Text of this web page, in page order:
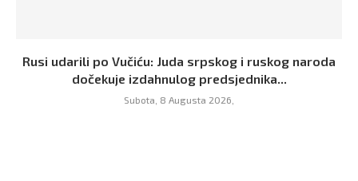
Rusi udarili po Vučiću: Juda srpskog i ruskog naroda
dočekuje izdahnulog predsjednika...
Subota, 8 Augusta 2026,